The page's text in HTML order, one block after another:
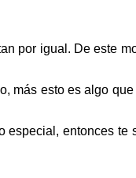
por igual. De este
más esto es algo
entonces te